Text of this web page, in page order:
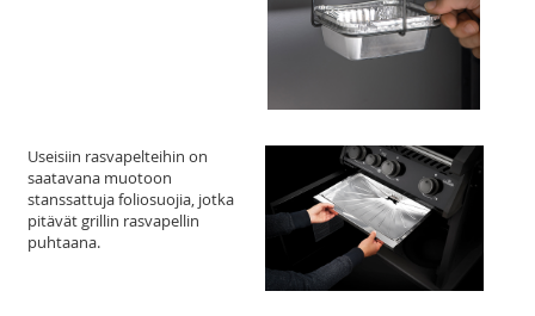
Useisiin rasvapelteihin on
saatavana muotoon
stanssattuja foliosuojia, jotka
pitävät grillin rasvapellin
puhtaana.